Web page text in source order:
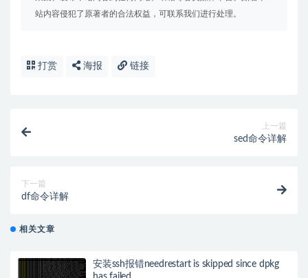
站内容侵犯了原著者的合法权益，可联系我们进行处理。
打赏 海报 链接
上一篇
sed命令详解
下一篇
df命令详解
相关文章
安装ssh报错needrestart is skipped since dpkg